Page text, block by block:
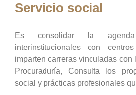
Servicio social
Es consolidar la
interinstitucionales con
imparten carreras vinculadas con
Procuraduría, Consulta los
social y prácticas profesionales